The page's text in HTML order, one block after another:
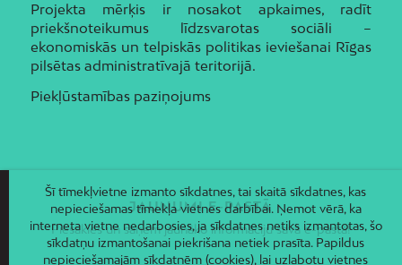
Projekta mērķis ir nosakot apkaimes, radīt
priekšnoteikumus līdzsvarotas sociāli –
ekonomiskās un telpiskās politikas ieviešanai Rīgas
pilsētas administratīvajā teritorijā.
Piekļūstamības paziņojums
JAUNUMI E-PASTĀ
Piesakies un saņem jaunāko informāciju savā e-pastā!
Šī tīmekļvietne izmanto sīkdatnes, tai skaitā sīkdatnes, kas
nepieciešamas tīmekļa vietnes darbībai. Ņemot vērā, ka
interneta vietne nedarbosies, ja sīkdatnes netiks izmantotas, šo
sīkdatņu izmantošanai piekrišana netiek prasīta. Papildus
nepieciešamajām sīkdatnēm (cookies), lai uzlabotu vietnes